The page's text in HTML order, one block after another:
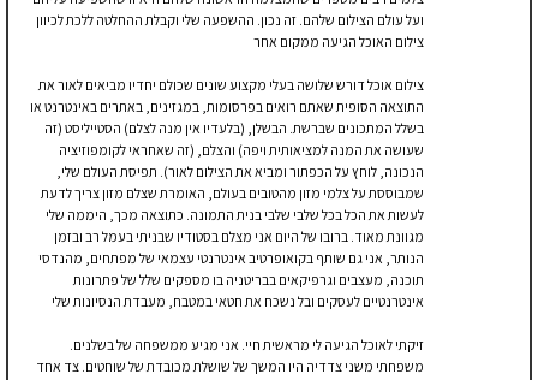
ועל עולם הצילום שלהם. זה נכון. ההשפעה שלי וקבלת ההחלטה ללכת לכיוון
צילום האוכל הגיעה ממקום אחר
צילום אוכל דורש שלושה בעלי מקצוע שונים שכולם יחדיו מביאים לאור את
התוצאה הסופית שאתם רואים בפרסומות, במגזינים, באתרים באינטרנט או
בשלל המתכונים שברשת. הבשלן, (בלעדיו אין מנה לצלם) הסטייליסט (זה
שעושה את המנה למציאותית ויפה) והצלם, (זה שאחראי לקומפוזיציה
הנכונה, לוחץ על הכפתור ומביא את הצילום לאור). תפיסת העולם שלי,
שמבוססת על צלמי מזון מהטובים בעולם, האומרת שצלם מזון צריך לדעת
לעשות את הכל בכל שלבי שלבי בנית התמונה. כתוצאה מכך, היממה שלי
מגוונת מאוד. ברובו של היום אני מצלם בסטודיו שבניתי בעמל רב ובזמן
הנותר, אני גם שותף בקואופרטיב אינטרנטי עצמאי של מפתחים, מהנדסי
תוכנה, מעצבים וגרפיקאים בבריטניה בו מספקים שלל של פתרונות
אינטרנטיים לעסקים ובל נשכח את חטאי במטבח, מעבדת הנסיונות שלי
זיקתי לאוכל הגיעה לי מראשית חיי. אני מגיע ממשפחה של בשלנים.
משפחתי משני צדדיה היו המשך של שושלת מכובדת של שוחטים. צד אחד